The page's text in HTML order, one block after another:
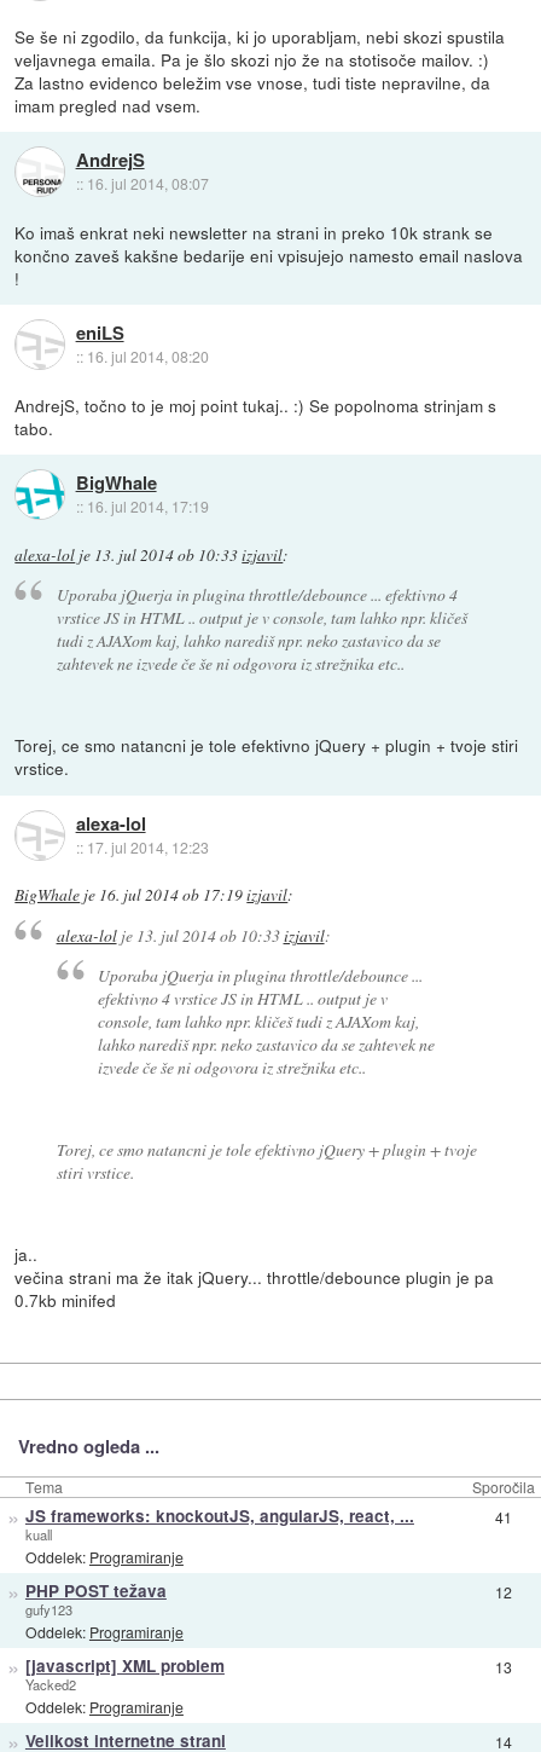
Se še ni zgodilo, da funkcija, ki jo uporabljam, nebi skozi spustila
veljavnega emaila. Pa je šlo skozi njo že na stotisoče mailov. :)
Za lastno evidenco beležim vse vnose, tudi tiste nepravilne, da
imam pregled nad vsem.
AndrejS
:: 16. jul 2014, 08:07
Ko imaš enkrat neki newsletter na strani in preko 10k strank se
končno zaveš kakšne bedarije eni vpisujejo namesto email naslova
!
eniLS
:: 16. jul 2014, 08:20
AndrejS, točno to je moj point tukaj.. :) Se popolnoma strinjam s
tabo.
BigWhale
:: 16. jul 2014, 17:19
alexa-lol je 13. jul 2014 ob 10:33izjavil:
Uporaba jQuerja in plugina throttle/debounce ... efektivno 4
vrstice JS in HTML .. output je v console, tam lahko npr. kličeš
tudi z AJAXom kaj, lahko narediš npr. neko zastavico da se
zahtevek ne izvede če še ni odgovora iz strežnika etc..
Torej, ce smo natancni je tole efektivno jQuery + plugin + tvoje stiri
vrstice.
alexa-lol
:: 17. jul 2014, 12:23
BigWhale je 16. jul 2014 ob 17:19izjavil:
alexa-lolje 13. jul 2014 ob 10:33izjavil:
Uporaba jQuerja in plugina throttle/debounce ...
efektivno 4 vrstice JS in HTML .. output je v
console, tam lahko npr. kličeš tudi z AJAXom kaj,
lahko narediš npr. neko zastavico da se zahtevek ne
izvede če še ni odgovora iz strežnika etc..
Torej, ce smo natancni je tole efektivno jQuery + plugin + tvoje
stiri vrstice.
ja..
večina strani ma že itak jQuery... throttle/debounce plugin je pa
0.7kb minifed
Vredno ogleda ...
Tema Sporočila
» JS frameworks: knockoutJS, angularJS, react, ...
kuall
Oddelek: Programiranje
41
» PHP POST težava
gufy123
Oddelek: Programiranje
12
» [javascript] XML problem
Yacked2
Oddelek: Programiranje
13
» Velikost internetne strani 14